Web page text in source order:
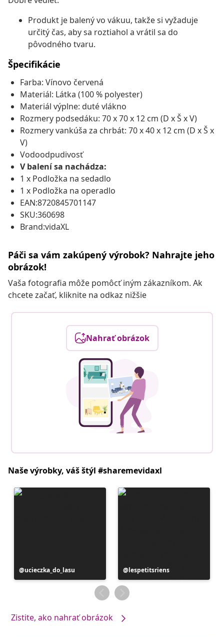
Produkt je balený vo vákuu, takže si vyžaduje
určitý čas, aby sa roztiahol a vrátil sa do
pôvodného tvaru.
Špecifikácie
Farba: Vínovo červená
Materiál: Látka (100 % polyester)
Materiál výplne: duté vlákno
Rozmery podsedáku: 70 x 70 x 12 cm (D x Š x V)
Rozmery vankúša za chrbát: 70 x 40 x 12 cm (D x Š x
V)
Vodoodpudivosť
V balení sa nachádza:
1 x Podložka na sedadlo
1 x Podložka na operadlo
EAN:8720845701147
SKU:360698
Brand:vidaXL
Páči sa vám zakúpený výrobok? Nahrajte jeho
obrázok!
Vaša fotografia môže pomôcť iným zákazníkom. Ak
chcete začať, kliknite na odkaz nižšie
Nahrať obrázok
Naše výrobky, váš štýl #sharemevidaxl
Príspevok
zverejnil
ucieczka_do_lasu
Príspevok
zverejnil
lespetitsriens
Zistite, ako nahrať obrázok